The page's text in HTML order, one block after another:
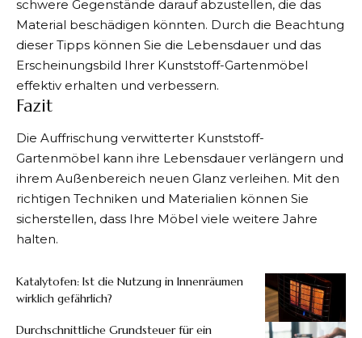
schwere Gegenstände darauf abzustellen, die das
Material beschädigen könnten. Durch die Beachtung
dieser Tipps können Sie die Lebensdauer und das
Erscheinungsbild Ihrer Kunststoff-Gartenmöbel
effektiv erhalten und verbessern.
Fazit
Die Auffrischung verwitterter Kunststoff-
Gartenmöbel kann ihre Lebensdauer verlängern und
ihrem Außenbereich neuen Glanz verleihen. Mit den
richtigen Techniken und Materialien können Sie
sicherstellen, dass Ihre Möbel viele weitere Jahre
halten.
Katalytofen: Ist die Nutzung in Innenräumen
wirklich gefährlich?
Durchschnittliche Grundsteuer für ein